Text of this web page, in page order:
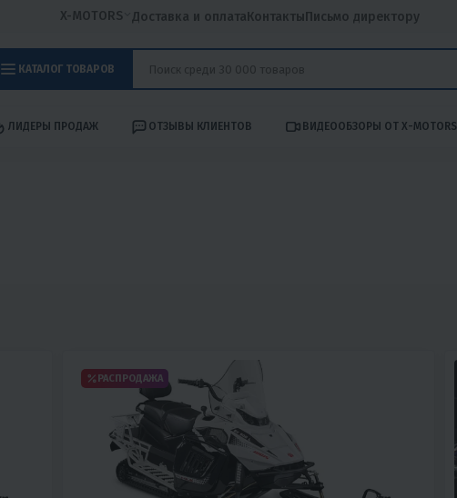
X-MOTORS Доставка и оплатаКонтактыПисьмо директору
КАТАЛОГ ТОВАРОВ
ЛИДЕРЫ ПРОДАЖ ОТЗЫВЫ КЛИЕНТОВ ВИДЕООБЗОРЫ ОТ X-MOTORS
РАСПРОДАЖА